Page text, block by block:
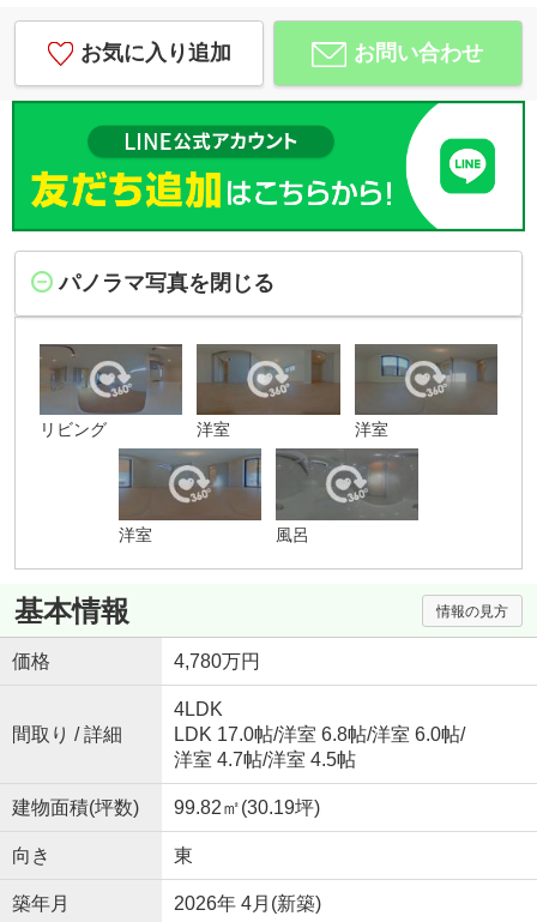
お気に入り追加 お問い合わせ
パノラマ写真を閉じる
リビング 洋室 洋室
洋室 風呂
基本情報 情報の見方
価格 4,780万円
間取り / 詳細
4LDK
LDK 17.0帖/洋室 6.8帖/洋室 6.0帖/
洋室 4.7帖/洋室 4.5帖
建物面積(坪数) 99.82㎡(30.19坪)
向き 東
築年月 2026年 4月(新築)